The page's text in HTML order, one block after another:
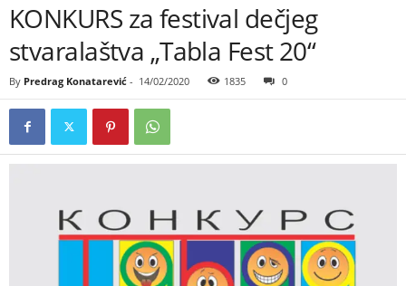
KONKURS za festival dečjeg
stvaralaštva „Tabla Fest 20“
By Predrag Konatarević - 14/02/2020 1835 0